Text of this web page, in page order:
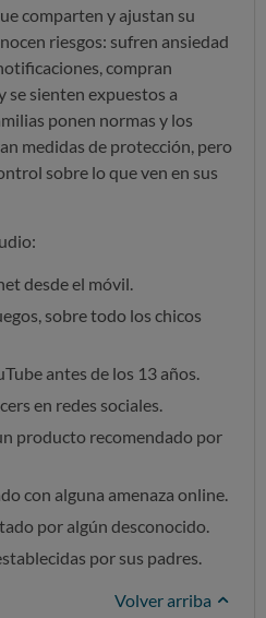
comparten y ajustan su
riesgos: sufren ansiedad
compran
sienten expuestos a
ponen normas y los
medidas de protección, pero
sobre lo que ven en sus
desde el móvil.
sobre todo los chicos
antes de los 13 años.
en redes sociales.
producto recomendado por
con alguna amenaza online.
por algún desconocido.
por sus padres.
Volver arriba